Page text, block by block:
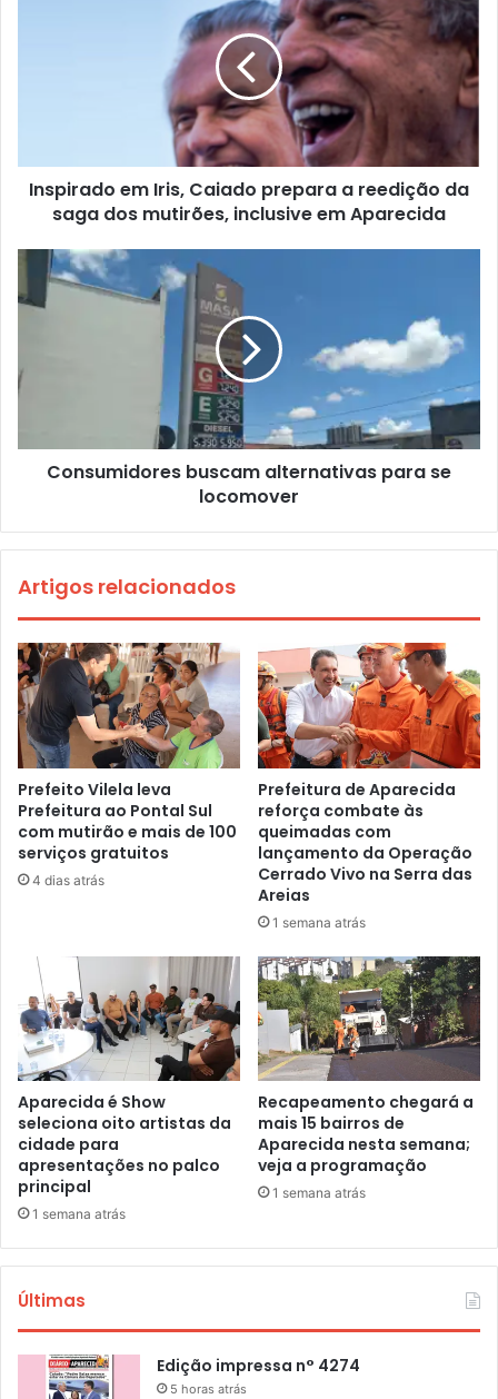
Inspirado em Iris, Caiado prepara a reedição da
saga dos mutirões, inclusive em Aparecida
Consumidores buscam alternativas para se
locomover
Artigos relacionados
Prefeito Vilela leva
Prefeitura ao Pontal Sul
com mutirão e mais de 100
serviços gratuitos
4 dias atrás
Prefeitura de Aparecida
reforça combate às
queimadas com
lançamento da Operação
Cerrado Vivo na Serra das
Areias
1 semana atrás
Aparecida é Show
seleciona oito artistas da
cidade para
apresentações no palco
principal
1 semana atrás
Recapeamento chegará a
mais 15 bairros de
Aparecida nesta semana;
veja a programação
1 semana atrás
Últimas
Edição impressa n° 4274
5 horas atrás